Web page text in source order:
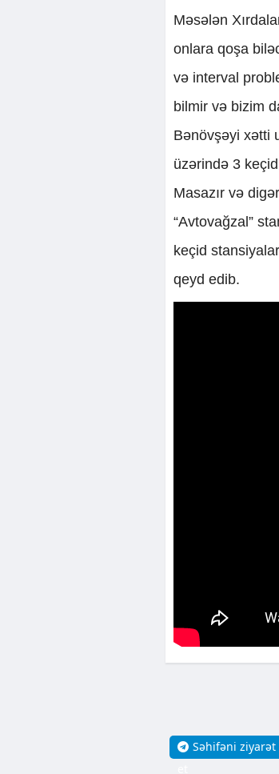
Məsələn
onlara qoşa
və interval
bilmir və bizim
Bənövşəyi xətti
üzərində 3 keçid
Masazır və
“Avtovağzal”
keçid
qeyd edib.
Səhifəni ziyarət